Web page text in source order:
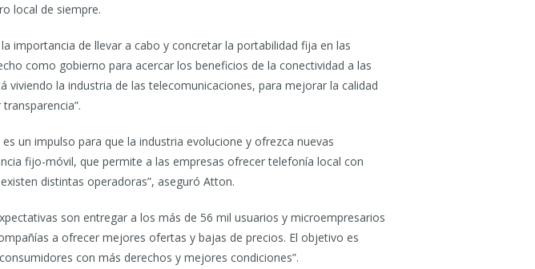
local de siempre.
importancia de llevar a cabo y concretar la portabilidad fija en las
como gobierno para acercar los beneficios de la conectividad a las
la industria de las telecomunicaciones, para mejorar la calidad
un impulso para que la industria evolucione y ofrezca nuevas
fijo-móvil, que permite a las empresas ofrecer telefonía local con
distintas operadoras”, aseguró Atton.
son entregar a los más de 56 mil usuarios y microempresarios
a ofrecer mejores ofertas y bajas de precios. El objetivo es
con más derechos y mejores condiciones”.